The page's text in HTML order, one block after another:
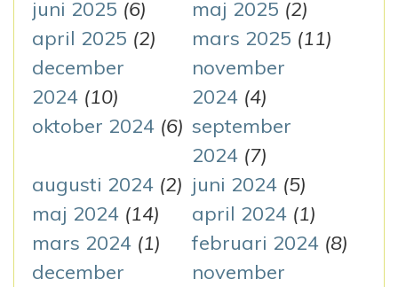
juni 2025 (6) maj 2025 (2)
april 2025 (2) mars 2025 (11)
december
2024 (10)
november
2024 (4)
oktober 2024 (6) september
2024 (7)
augusti 2024 (2) juni 2024 (5)
maj 2024 (14) april 2024 (1)
mars 2024 (1) februari 2024 (8)
december
november